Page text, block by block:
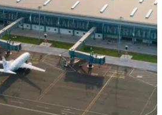
Horoskopai
Laisvalaikis
Maistas
Sveikata
Technologijos
Indėlių palūkanos